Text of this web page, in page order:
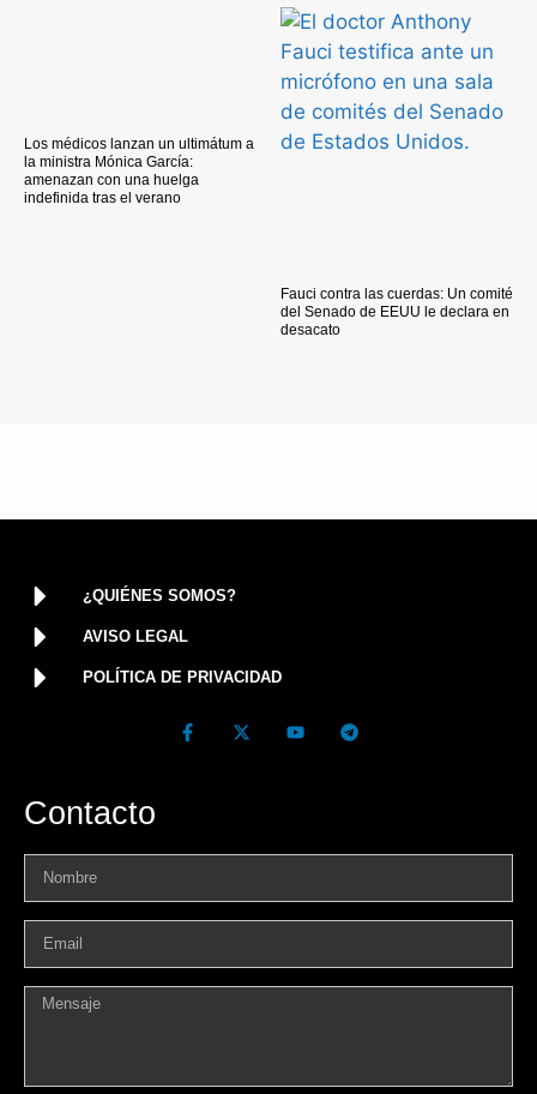
Los médicos lanzan un ultimátum a
la ministra Mónica García:
amenazan con una huelga
indefinida tras el verano
Fauci contra las cuerdas: Un comité
del Senado de EEUU le declara en
desacato
¿QUIÉNES SOMOS?
AVISO LEGAL
POLÍTICA DE PRIVACIDAD
Contacto